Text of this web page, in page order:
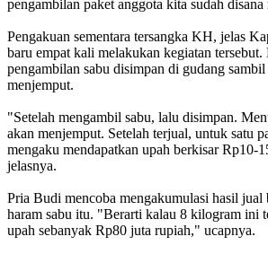
pengambilan paket anggota kita sudah
Pengakuan sementara tersangka KH, jelas
baru empat kali melakukan kegiatan
pengambilan sabu disimpan di gudang
menjemput.
"Setelah mengambil sabu, lalu disimpan.
akan menjemput. Setelah terjual, untuk satu
mengaku mendapatkan upah berkisar Rp10-
jelasnya.
Pria Budi mencoba mengakumulasi hasil jual
haram sabu itu. "Berarti kalau 8 kilogram ini
upah sebanyak Rp80 juta rupiah," ucapnya.